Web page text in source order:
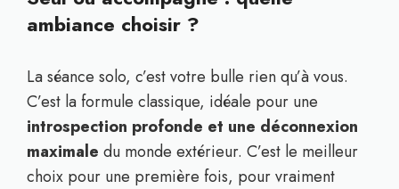
ambiance choisir ?
La séance solo, c’est votre bulle rien qu’à vous.
C’est la formule classique, idéale pour une
introspection profonde et une déconnexion
maximale du monde extérieur. C’est le meilleur
choix pour une première fois, pour vraiment